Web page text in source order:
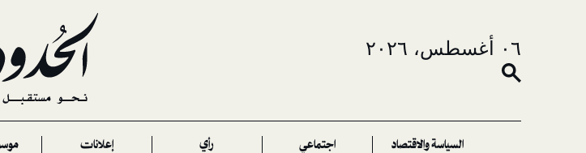
٠٦ أغسطس، ٢٠٢٦
السياسة والاقتصاد اجتماعي رأي إعلانات